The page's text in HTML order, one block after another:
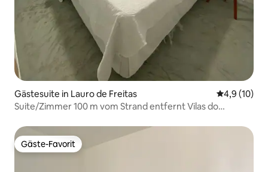
Gästesuite in Lauro de Freitas
4,9 (10)
Suite/Zimmer 100 m vom Strand entfernt Vilas do
Gäste-Favorit
Gäste-Favorit